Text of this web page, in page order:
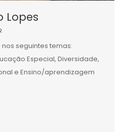
Lopes
seguintes temas:
Especial, Diversidade,
e Ensino/aprendizagem